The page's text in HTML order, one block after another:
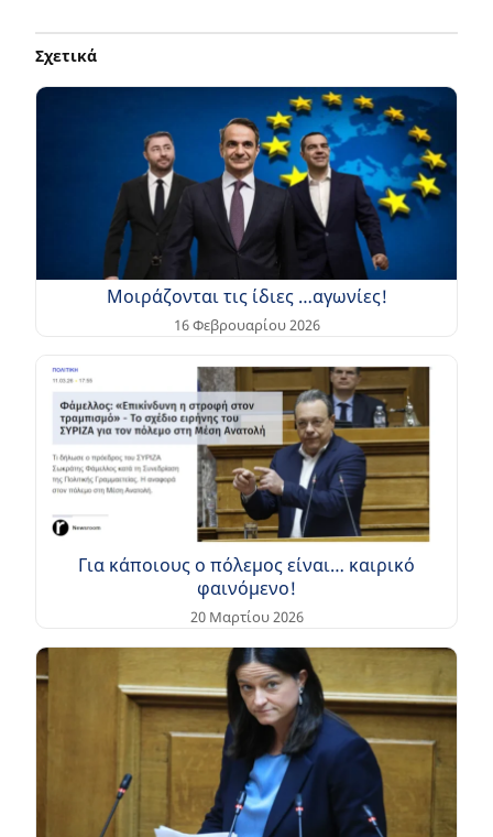
Σχετικά
Μοιράζονται τις ίδιες …αγωνίες!
16 Φεβρουαρίου 2026
Για κάποιους ο πόλεμος είναι… καιρικό
φαινόμενο!
20 Μαρτίου 2026